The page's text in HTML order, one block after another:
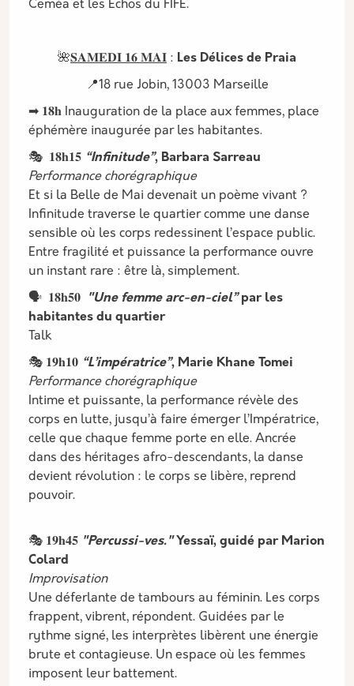
Ceméa et les Échos du FIFE.
🌺𝐒𝐀𝐌𝐄𝐃𝐈 𝟏𝟔 𝐌𝐀𝐈 : Les Délices de Praia
📍18 rue Jobin, 13003 Marseille
➡ 𝟏𝟖𝐡 Inauguration de la place aux femmes, place
éphémère inaugurée par les habitantes.
🎭 𝟏𝟖𝐡𝟏𝟓 “Infinitude”, Barbara Sarreau
Performance chorégraphique
Et si la Belle de Mai devenait un poème vivant ?
Infinitude traverse le quartier comme une danse
sensible où les corps redessinent l’espace public.
Entre fragilité et puissance la performance ouvre
un instant rare : être là, simplement.
🗣️ 𝟏𝟖𝐡𝟓𝟎 "Une femme arc-en-ciel”par les
habitantes du quartier
Talk
🎭 𝟏𝟗𝐡𝟏𝟎 “L’impératrice”, Marie Khane Tomei
Performance chorégraphique
Intime et puissante, la performance révèle des
corps en lutte, jusqu’à faire émerger l’Impératrice,
celle que chaque femme porte en elle. Ancrée
dans des héritages afro-descendants, la danse
devient révolution : le corps se libère, reprend
pouvoir.
🎭 𝟏𝟗𝐡𝟒𝟓 "Percussi-ves."Yessaï, guidé par Marion
Colard
Improvisation
Une déferlante de tambours au féminin. Les corps
frappent, vibrent, répondent. Guidées par le
rythme signé, les interprètes libèrent une énergie
brute et contagieuse. Un espace où les femmes
imposent leur battement.